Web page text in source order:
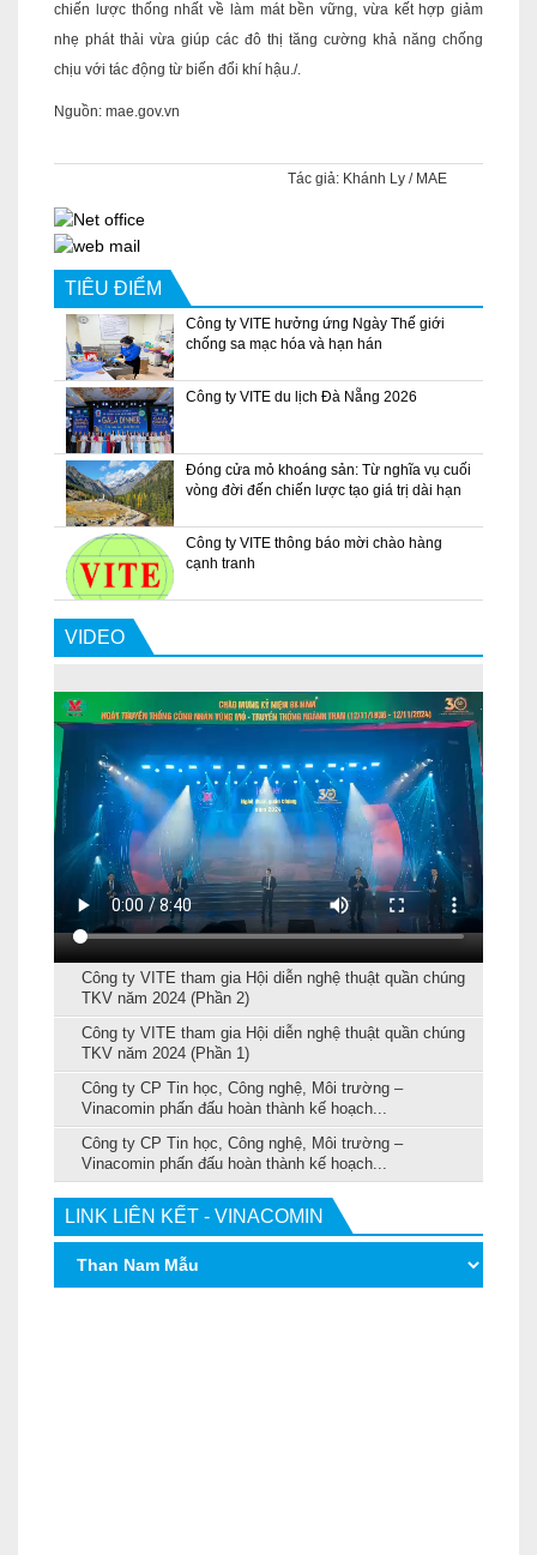
chiến lược thống nhất về làm mát bền vững, vừa kết hợp giảm
nhẹ phát thải vừa giúp các đô thị tăng cường khả năng chống
chịu với tác động từ biến đổi khí hậu./.
Nguồn: mae.gov.vn
Tác giả: Khánh Ly / MAE
TIÊU ĐIỂM
Công ty VITE hưởng ứng Ngày Thế giới
chống sa mạc hóa và hạn hán
Công ty VITE du lịch Đà Nẵng 2026
Đóng cửa mỏ khoáng sản: Từ nghĩa vụ cuối
vòng đời đến chiến lược tạo giá trị dài hạn
Công ty VITE thông báo mời chào hàng
cạnh tranh
VIDEO
Công ty VITE tham gia Hội diễn nghệ thuật quần chúng
TKV năm 2024 (Phần 2)
Công ty VITE tham gia Hội diễn nghệ thuật quần chúng
TKV năm 2024 (Phần 1)
Công ty CP Tin học, Công nghệ, Môi trường –
Vinacomin phấn đấu hoàn thành kế hoạch...
Công ty CP Tin học, Công nghệ, Môi trường –
Vinacomin phấn đấu hoàn thành kế hoạch...
LINK LIÊN KẾT - VINACOMIN